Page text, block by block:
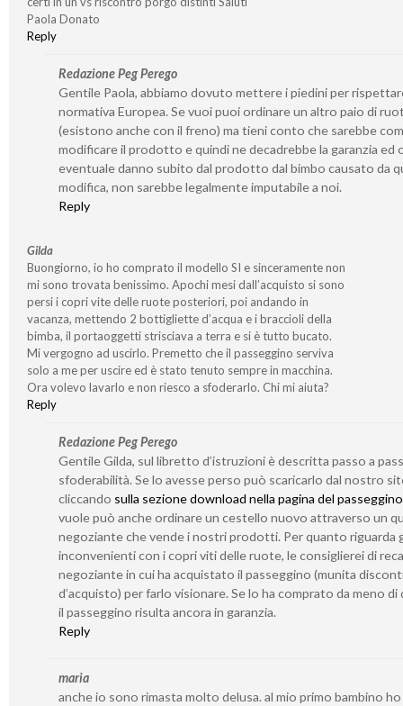
Paola Donato
Reply
Redazione Peg Perego
Gentile Paola, abbiamo dovuto mettere i piedini per
normativa Europea. Se vuoi puoi ordinare un altro paio di
(esistono anche con il freno) ma tieni conto che sarebbe
modificare il prodotto e quindi ne decadrebbe la garanzia ed
eventuale danno subito dal prodotto dal bimbo causato da
modifica, non sarebbe legalmente imputabile a noi.
Reply
Gilda
Buongiorno, io ho comprato il modello SI e sinceramente non
mi sono trovata benissimo. Apochi mesi dall’acquisto si sono
persi i copri vite delle ruote posteriori, poi andando in
vacanza, mettendo 2 bottigliette d’acqua e i braccioli della
bimba, il portaoggetti strisciava a terra e si è tutto bucato.
Mi vergogno ad uscirlo. Premetto che il passeggino serviva
solo a me per uscire ed è stato tenuto sempre in macchina.
Ora volevo lavarlo e non riesco a sfoderarlo. Chi mi aiuta?
Reply
Redazione Peg Perego
Gentile Gilda, sul libretto d’istruzioni è descritta passo a
sfoderabilità. Se lo avesse perso può scaricarlo dal nostro
cliccando sulla sezione download nella pagina del
vuole può anche ordinare un cestello nuovo attraverso un
negoziante che vende i nostri prodotti. Per quanto riguarda
inconvenienti con i copri viti delle ruote, le consiglierei di
negoziante in cui ha acquistato il passeggino (munita
d’acquisto) per farlo visionare. Se lo ha comprato da meno di
il passeggino risulta ancora in garanzia.
Reply
maria
anche io sono rimasta molto delusa. al mio primo bambino ho